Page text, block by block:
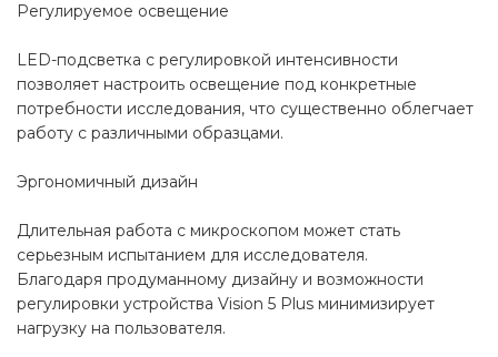
Регулируемое освещение
LED-подсветка с регулировкой интенсивности
позволяет настроить освещение под конкретные
потребности исследования, что существенно облегчает
работу с различными образцами.
Эргономичный дизайн
Длительная работа с микроскопом может стать
серьезным испытанием для исследователя.
Благодаря продуманному дизайну и возможности
регулировки устройства Vision 5 Plus минимизирует
нагрузку на пользователя.